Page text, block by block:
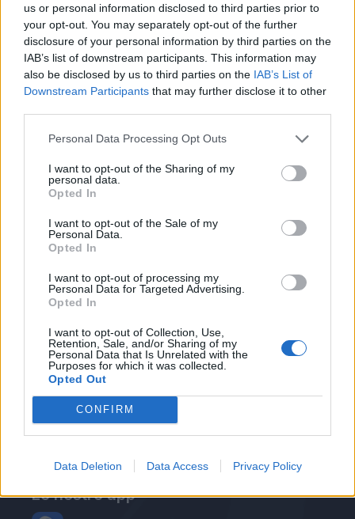
us or personal information disclosed to third parties prior to
your opt-out. You may separately opt-out of the further
disclosure of your personal information by third parties on the
IAB’s list of downstream participants. This information may
also be disclosed by us to third parties on the IAB’s List of
Downstream Participants that may further disclose it to other
Personal Data Processing Opt Outs
I want to opt-out of the Sharing of my
personal data.
Opted In
I want to opt-out of the Sale of my
Personal Data.
Opted In
I want to opt-out of processing my
Personal Data for Targeted Advertising.
Opted In
I want to opt-out of Collection, Use,
Retention, Sale, and/or Sharing of my
Personal Data that Is Unrelated with the
Purposes for which it was collected.
Opted Out
CONFIRM
Data Deletion Data Access Privacy Policy
Autore
Le nostre app